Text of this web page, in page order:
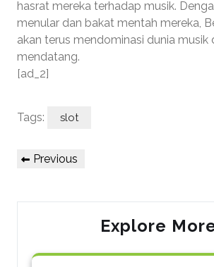
hasrat mereka terhadap musik.
menular dan bakat mentah mereka,
akan terus mendominasi dunia musik
mendatang.
[ad_2]
Tags: slot
Post
Previous
Previous
Explore